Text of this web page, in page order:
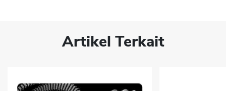
Artikel Terkait